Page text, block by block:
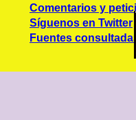
Comentarios y
Síguenos en Twitter
Fuentes consultadas